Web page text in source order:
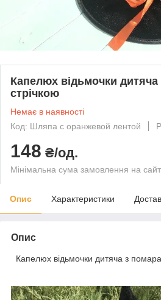
Капелюх відьмочки
стрічкою
Немає в наявності
Код: Шляпа с оранжевой лентой
148 ₴/од.
Мінімальна сума замовлення на
Опис Характеристики
Опис
Капелюх відьмочки дитяча з